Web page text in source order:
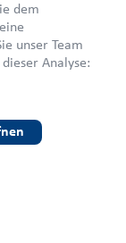
dem
unser Team
Analyse: